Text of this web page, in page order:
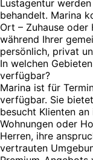
Lustagentur
behandelt. Marina
Ort – Zuhause
während Ihrer
persönlich, privat
In welchen
verfügbar?
Marina ist für
verfügbar. Sie
besucht Klienten
Wohnungen oder
Herren, ihre
vertrauten